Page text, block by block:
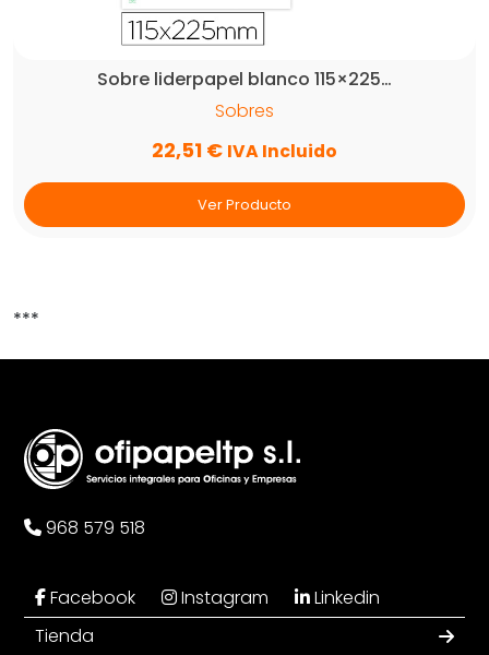
Sobre liderpapel blanco 115×225…
Sobres
22,51 € IVA Incluido
Ver Producto
***
968 579 518
Facebook Instagram
Linkedin
Tienda